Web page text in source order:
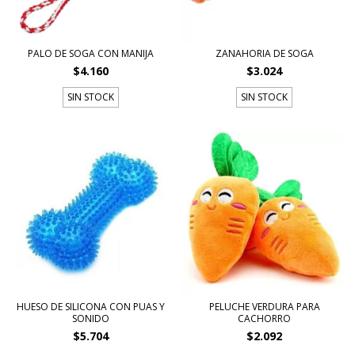
PALO DE SOGA CON MANIJA
$4.160
SIN STOCK
ZANAHORIA DE SOGA
$3.024
SIN STOCK
HUESO DE SILICONA CON PUAS Y
SONIDO
$5.704
PELUCHE VERDURA PARA
CACHORRO
$2.092